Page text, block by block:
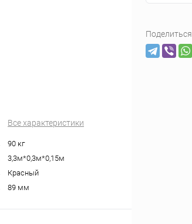
Все характеристики
90 кг
3,3м*0,3м*0,15м
Красный
89 мм
Поделиться